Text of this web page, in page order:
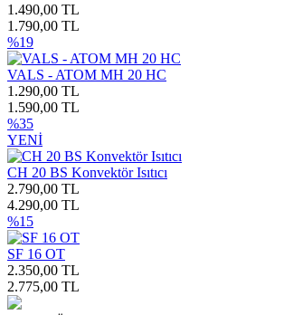
1.490,00 TL
1.790,00 TL
%19
VALS - ATOM MH 20 HC
1.290,00 TL
1.590,00 TL
%35
YENİ
CH 20 BS Konvektör Isıtıcı
2.790,00 TL
4.290,00 TL
%15
SF 16 OT
2.350,00 TL
2.775,00 TL